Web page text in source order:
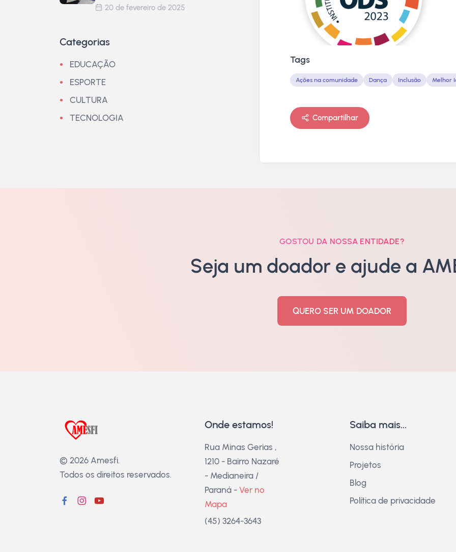
Tags
Ações na comunidade Dança Inclusão Melhor
Compartilhar
20 de fevereiro de 2025
Categorias
EDUCAÇÃO
ESPORTE
CULTURA
TECNOLOGIA
GOSTOU DA NOSSA ENTIDADE?
Seja um doador e ajude a
QUERO SER UM DOADOR
© 2026 Amesfi.
Todos os direitos reservados.
Onde estamos!
Rua Minas Gerias ,
1210 - Bairro Nazaré
- Medianeira /
Paraná - Ver no
Mapa
(45) 3264-3643
Saiba mais...
Nossa história
Projetos
Blog
Política de privacidade